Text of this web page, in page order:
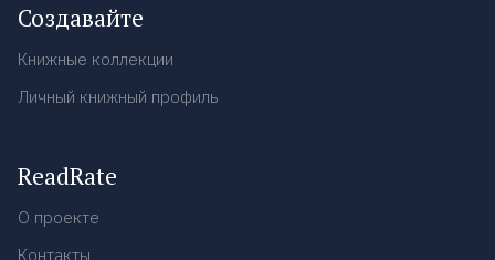
Создавайте
Книжные коллекции
Личный книжный профиль
ReadRate
О проекте
Контакты